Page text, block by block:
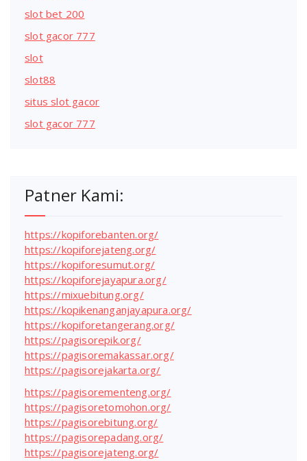
slot bet 200
slot gacor 777
slot
slot88
situs slot gacor
slot gacor 777
Patner Kami:
https://kopiforebanten.org/
https://kopiforejateng.org/
https://kopiforesumut.org/
https://kopiforejayapura.org/
https://mixuebitung.org/
https://kopikenanganjayapura.org/
https://kopiforetangerang.org/
https://pagisorepik.org/
https://pagisoremakassar.org/
https://pagisorejakarta.org/
https://pagisorementeng.org/
https://pagisoretomohon.org/
https://pagisorebitung.org/
https://pagisorepadang.org/
https://pagisorejateng.org/